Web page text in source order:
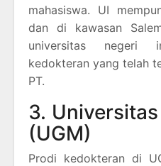
mahasiswa. UI
dan di kawasan
universitas negeri
kedokteran yang telah
PT.
3.
(UGM)
Prodi kedokteran di